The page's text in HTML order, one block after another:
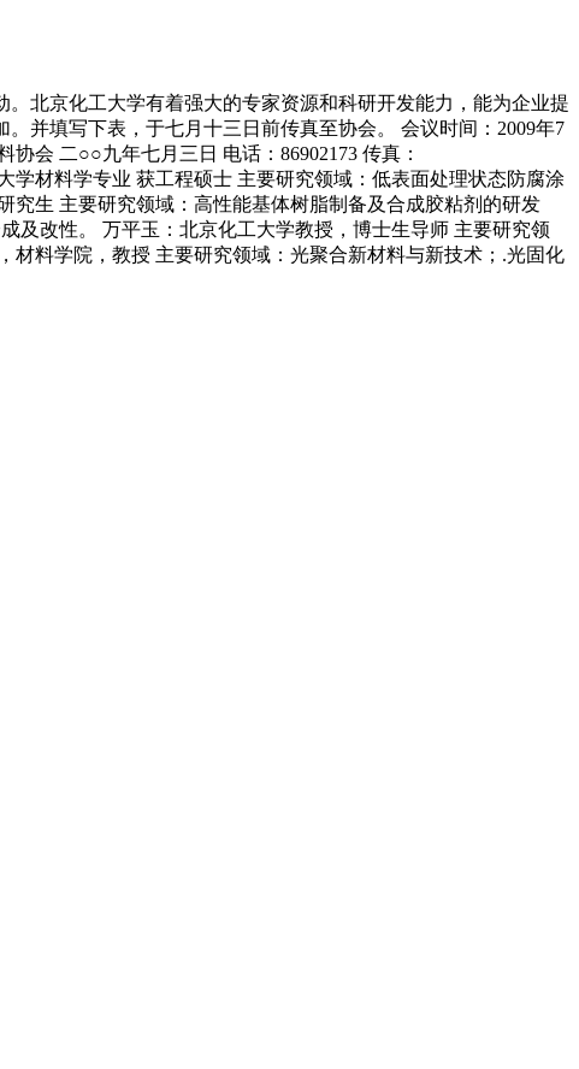
北京化工大学有着强大的专家资源和科研开发能力，能为企业提
并填写下表，于七月十三日前传真至协会。 会议时间：2009年7
会 二○○九年七月三日 电话：86902173 传真：
学材料学专业 获工程硕士 主要研究领域：低表面处理状态防腐涂
生 主要研究领域：高性能基体树脂制备及合成胶粘剂的研发
改性。 万平玉：北京化工大学教授，博士生导师 主要研究领
料学院，教授 主要研究领域：光聚合新材料与新技术；.光固化